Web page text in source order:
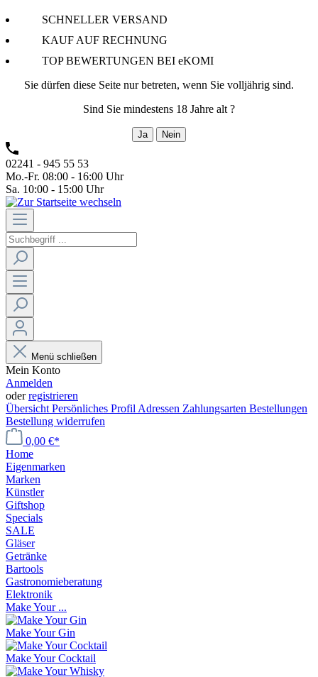
SCHNELLER VERSAND
KAUF AUF RECHNUNG
TOP BEWERTUNGEN BEI eKOMI
Sie dürfen diese Seite nur betreten, wenn Sie volljährig sind.
Sind Sie mindestens 18 Jahre alt ?
Ja Nein
02241 - 945 55 53
Mo.-Fr. 08:00 - 16:00 Uhr
Sa. 10:00 - 15:00 Uhr
Menü schließen
Mein Konto
Anmelden
oderregistrieren
Übersicht Persönliches Profil Adressen Zahlungsarten Bestellungen
Bestellung widerrufen
0,00 €*
Home
Eigenmarken
Marken
Künstler
Giftshop
Specials
SALE
Gläser
Getränke
Bartools
Gastronomieberatung
Elektronik
Make Your ...
Make Your Gin
Make Your Cocktail